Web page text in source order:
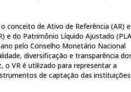
conceito de Ativo de Referência (AR) e
e do Patrimônio Líquido Ajustado
pelo Conselho Monetário Nacional
diversificação e transparência
o VR é utilizado para representar a
de captação das instituições